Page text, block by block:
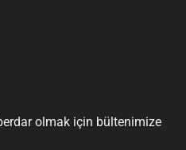
olmak için bültenimize